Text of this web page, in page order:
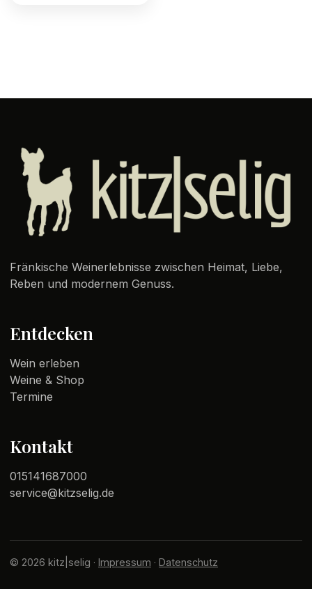
Fränkische Weinerlebnisse zwischen Heimat, Liebe,
Reben und modernem Genuss.
Entdecken
Wein erleben
Weine & Shop
Termine
Kontakt
015141687000
service@kitzselig.de
© 2026 kitz|selig · Impressum · Datenschutz